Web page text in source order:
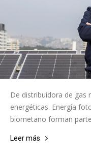
De distribuidora de gas
energéticas. Energía
biometano forman
Leer más